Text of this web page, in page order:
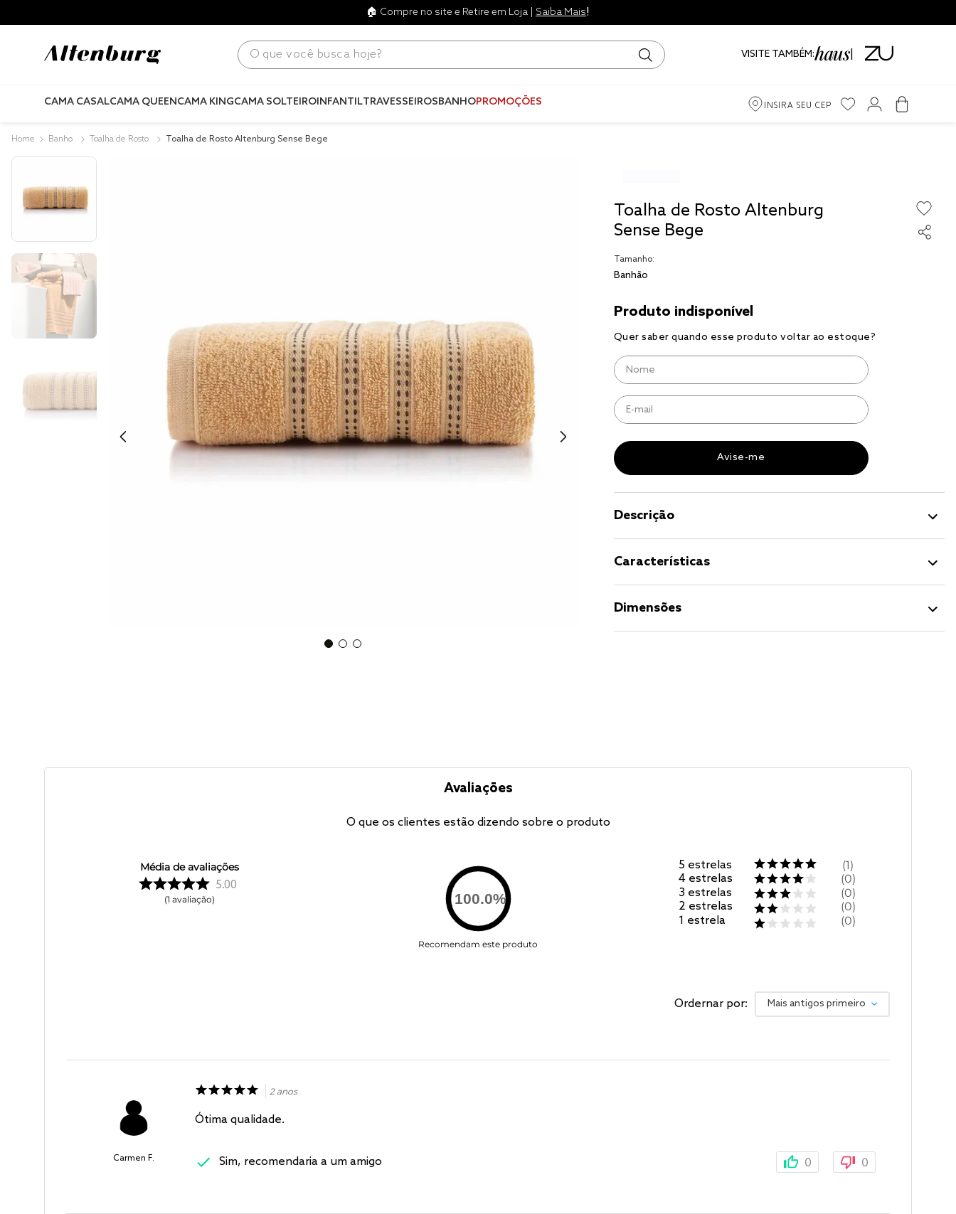
🏠 Compre no site e Retire em Loja | Saiba Mais!
O que você busca hoje?
VISITE TAMBÉM:
CAMA CASALCAMA QUEENCAMA KINGCAMA SOLTEIROINFANTILTRAVESSEIROSBANHOPROMOÇÕES INSIRA SEU CEP
Banho Toalha de Rosto Toalha de Rosto Altenburg Sense Bege
Toalha de Rosto Altenburg
Sense Bege
Tamanho:
Banhão
Descrição
Características
Dimensões
Avaliações
O que os clientes estão dizendo sobre o produto
Média de avaliações
5.00
1 avaliação 100.0%
Recomendam este produto
5 estrelas
4 estrelas
3 estrelas
2 estrelas
1 estrela
1
0
0
0
0
Ordernar por: Mais antigos primeiro
Carmen F.
2 anos
Ótima qualidade.
Sim, recomendaria a um amigo 0 0
jogos cama
solteiro
jogo cama
casal